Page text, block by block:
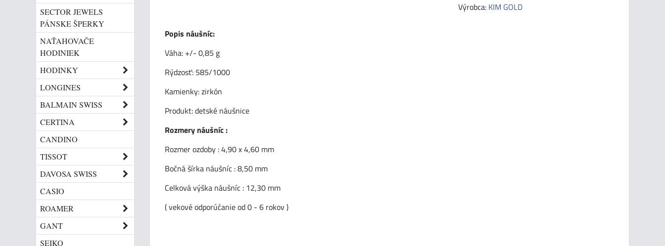
Výrobca: KIM GOLD
Popis náušníc:
Váha: +/- 0,85 g
Rýdzosť: 585/1000
Kamienky: zirkón
Produkt: detské náušnice
Rozmery náušníc :
Rozmer ozdoby : 4,90 x 4,60 mm
Bočná šírka náušníc : 8,50 mm
Celková výška náušníc : 12,30 mm
( vekové odporúčanie od 0 - 6 rokov )
SECTOR JEWELS
PÁNSKE ŠPERKY
NAŤAHOVAČE
HODINIEK
HODINKY
LONGINES
BALMAIN SWISS
CERTINA
CANDINO
TISSOT
DAVOSA SWISS
CASIO
ROAMER
GANT
SEIKO